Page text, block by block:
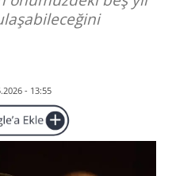
- 13:55